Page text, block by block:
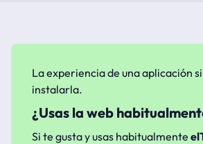
La experiencia de una aplicación
instalarla.
¿Usas la web
Si te gusta y usas habitualmente